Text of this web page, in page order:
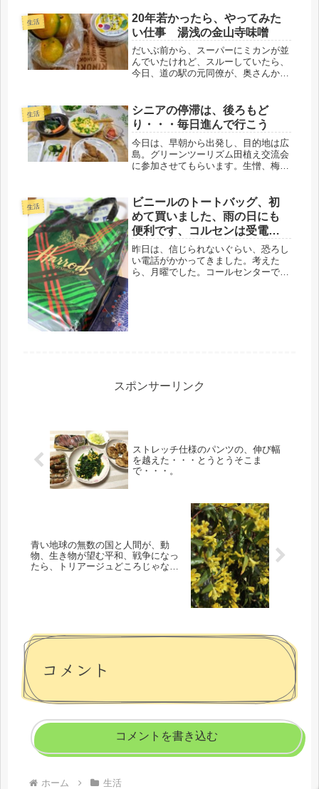
生活
20年若かったら、やってみた
い仕事 湯浅の金山寺味噌
だいぶ前から、スーパーにミカンが並
んでいたけれど、スルーしていたら、
今日、道の駅の元同僚が、奥さんから
の湯浅に行かれた時のお土産で、和歌
山は、ミカンの本場だし・・・湯浅
は、...
生活
シニアの停滞は、後ろもど
り・・・毎日進んで行こう
今日は、早朝から出発し、目的地は広
島。グリーンツーリズム田植え交流会
に参加させてもらいます。生憎、梅雨
がも農法の水田には、モフモフのあい
がもちゃんを放つので、今年も楽し
み、...
生活
ビニールのトートバッグ、初
めて買いました、雨の日にも
便利です、コルセンは受電の
嵐
昨日は、信じられないぐらい、恐ろし
い電話がかかってきました。考えた
ら、月曜でした。コールセンターでの
スポンサーリンク
ストレッチ仕様のパンツの、伸び幅
を越えた・・・とうとうそこま
で・・・。
青い地球の無数の国と人間が、動
物、生き物が望む平和、戦争になっ
たら、トリアージュどころじゃな
コメント
コメントを書き込む
ホーム 生活